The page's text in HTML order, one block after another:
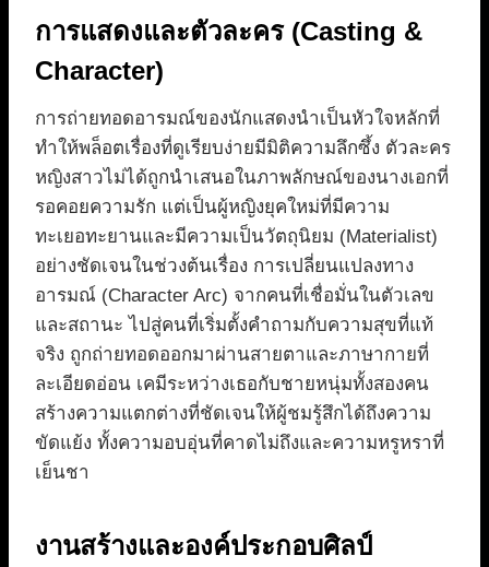
การแสดงและตัวละคร (Casting &
Character)
การถ่ายทอดอารมณ์ของนักแสดงนำเป็นหัวใจหลักที่
ทำให้พล็อตเรื่องที่ดูเรียบง่ายมีมิติความลึกซึ้ง ตัวละคร
หญิงสาวไม่ได้ถูกนำเสนอในภาพลักษณ์ของนางเอกที่
รอคอยความรัก แต่เป็นผู้หญิงยุคใหม่ที่มีความ
ทะเยอทะยานและมีความเป็นวัตถุนิยม (Materialist)
อย่างชัดเจนในช่วงต้นเรื่อง การเปลี่ยนแปลงทาง
อารมณ์ (Character Arc) จากคนที่เชื่อมั่นในตัวเลข
และสถานะ ไปสู่คนที่เริ่มตั้งคำถามกับความสุขที่แท้
จริง ถูกถ่ายทอดออกมาผ่านสายตาและภาษากายที่
ละเอียดอ่อน เคมีระหว่างเธอกับชายหนุ่มทั้งสองคน
สร้างความแตกต่างที่ชัดเจนให้ผู้ชมรู้สึกได้ถึงความ
ขัดแย้ง ทั้งความอบอุ่นที่คาดไม่ถึงและความหรูหราที่
เย็นชา
งานสร้างและองค์ประกอบศิลป์